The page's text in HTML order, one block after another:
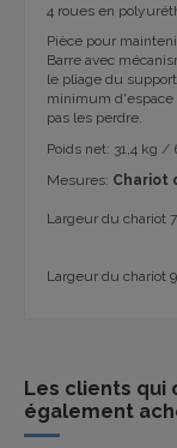
4 roues en
Pièce pour
Barre avec
le pliage du
minimum d'espace
pas les perdre.
Poids net: 31,4 kg /
Mesures: Chariot
Largeur du chariot
Largeur du chariot
Les clients qui
également